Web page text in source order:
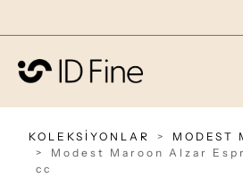
KOLEKSİYONLAR
MODEST
Modest Maroon Alzar
cc